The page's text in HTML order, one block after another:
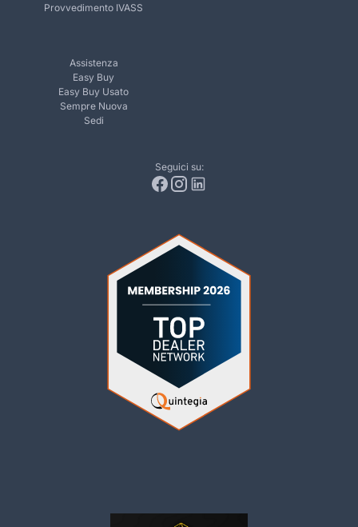
Provvedimento IVASS
Assistenza
Easy Buy
Easy Buy Usato
Sempre Nuova
Sedi
Seguici su: